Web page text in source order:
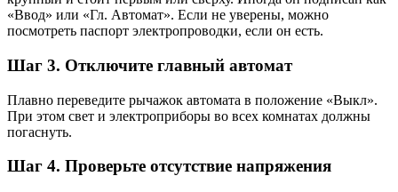
«Ввод» или «Гл. Автомат». Если не уверены, можно
посмотреть паспорт электропроводки, если он есть.
Шаг 3. Отключите главный автомат
Плавно переведите рычажок автомата в положение «Выкл».
При этом свет и электроприборы во всех комнатах должны
погаснуть.
Шаг 4. Проверьте отсутствие напряжения